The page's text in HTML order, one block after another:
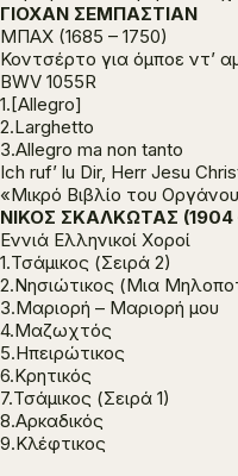
ΓΙΟΧΑΝ ΣΕΜΠΑΣΤΙΑΝ
ΜΠΑΧ (1685 – 1750)
Κοντσέρτο για όμποε ντ’
BWV 1055R
1.[Allegro]
2.Larghetto
3.Allegro ma non tanto
Ich ruf’ lu Dir, Herr Jesu
«Μικρό Βιβλίο του
ΝΙΚΟΣ ΣΚΑΛΚΩΤΑΣ (1904
Εννιά Ελληνικοί Χοροί
1.Τσάμικος (Σειρά 2)
2.Νησιώτικος (Μια
3.Μαριορή – Μαριορή μου
4.Μαζωχτός
5.Ηπειρώτικος
6.Κρητικός
7.Τσάμικος (Σειρά 1)
8.Αρκαδικός
9.Κλέφτικος